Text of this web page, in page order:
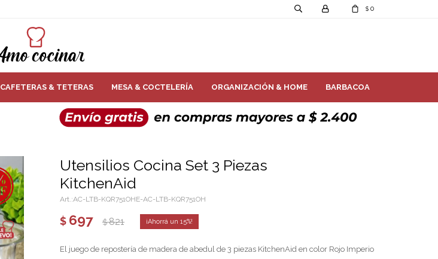
CAFETERAS & TETERAS MESA & COCTELERÍA ORGANIZACIÓN & HOME BARBACOA
$ 0
Utensilios Cocina Set 3 Piezas
KitchenAid
AC-LTB-KQR751OHE-AC-LTB-KQR751OH
$ 697 $ 821 15
El juego de repostería de madera de abedul de 3 piezas KitchenAid en color Rojo Imperio